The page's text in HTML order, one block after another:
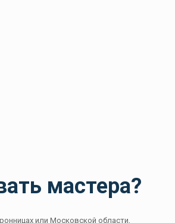
мастера?
или Московской области,